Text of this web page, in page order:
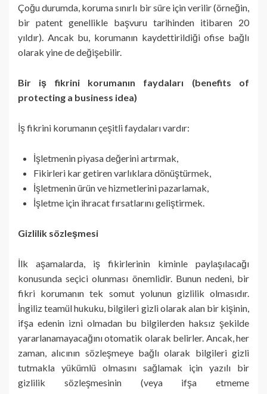
Çoğu durumda, koruma sınırlı bir süre için verilir (örneğin,
bir patent genellikle başvuru tarihinden itibaren 20
yıldır). Ancak bu, korumanın kaydettirildiği ofise bağlı
olarak yine de değişebilir.
Bir iş fikrini korumanın faydaları (benefits of
protecting a business idea)
İş fikrini korumanın çeşitli faydaları vardır:
İşletmenin piyasa değerini artırmak,
Fikirleri kar getiren varlıklara dönüştürmek,
İşletmenin ürün ve hizmetlerini pazarlamak,
İşletme için ihracat fırsatlarını geliştirmek.
Gizlilik sözleşmesi
İlk aşamalarda, iş fikirlerinin kiminle paylaşılacağı
konusunda seçici olunması önemlidir. Bunun nedeni, bir
fikri korumanın tek somut yolunun gizlilik olmasıdır.
İngiliz teamül hukuku, bilgileri gizli olarak alan bir kişinin,
ifşa edenin izni olmadan bu bilgilerden haksız şekilde
yararlanamayacağını otomatik olarak belirler. Ancak, her
zaman, alıcının sözleşmeye bağlı olarak bilgileri gizli
tutmakla yükümlü olmasını sağlamak için yazılı bir
gizlilik sözleşmesinin (veya ifşa etmeme